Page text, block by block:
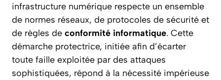
infrastructure numérique respecte un ensemble
de normes réseaux, de protocoles de sécurité et
de règles de conformité informatique. Cette
démarche protectrice, initiée afin d’écarter
toute faille exploitée par des attaques
sophistiquées, répond à la nécessité impérieuse